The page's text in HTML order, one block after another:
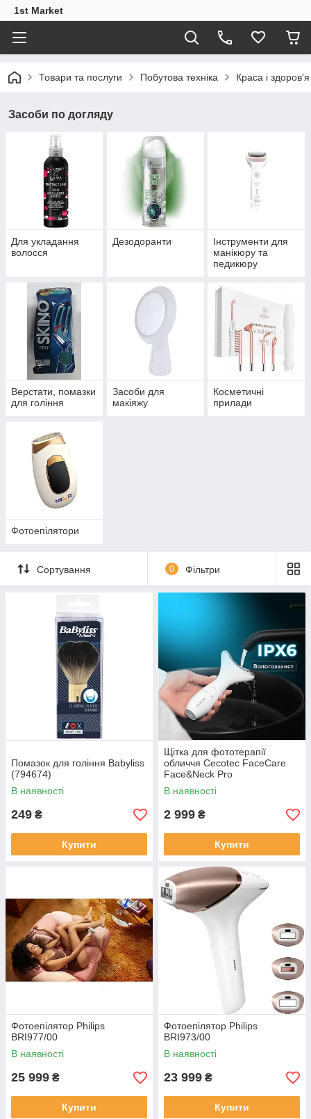
1st Market
Товари та послуги Побутова техніка Краса і здоров'я
Засоби по догляду
Для укладання
волосся
Дезодоранти
Інструменти для
манікюру та
педикюру
Верстати, помазки
для гоління
Засоби для
макіяжу
Косметичні
прилади
Фотоепілятори
Сортування 0 Фільтри
Помазок для гоління Babyliss
(794674)
В наявності
249 ₴
Купити
Щітка для фототерапії
обличчя Cecotec FaceCare
Face&Neck Pro
(A01_EU01_116294)
В наявності
2 999 ₴
Купити
Фотоепілятор Philips
BRI977/00
В наявності
25 999 ₴
Купити
Фотоепілятор Philips
BRI973/00
В наявності
23 999 ₴
Купити